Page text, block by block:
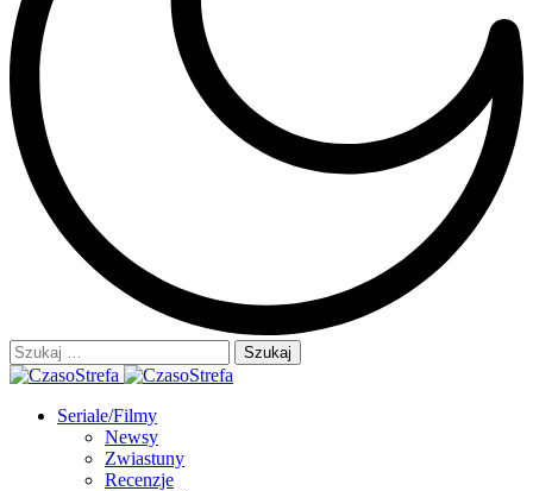
Szukaj:
Seriale/Filmy
Newsy
Zwiastuny
Recenzje